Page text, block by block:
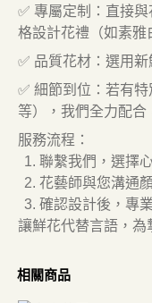
✅ 專屬定制：直接
格設計花禮（如素雅
✅ 品質花材：選用
✅ 細節到位：若有
等），我們全力配合
服務流程：
聯繫我們，選擇
花藝師與您溝通
確認設計後，專
讓鮮花代替言語，為
相關商品